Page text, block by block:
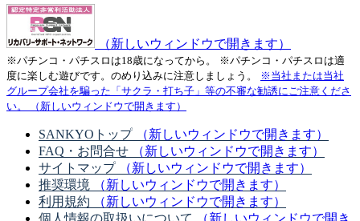
（新しいウィンドウで開きます）
※パチンコ・パチスロは18歳になってから。
※パチンコ・パチスロは適
度に楽しむ遊びです。のめり込みに注意しましょう。
※当社または当社
グループ会社を騙った「サクラ・打ち子」等の不審な勧誘にご注意くださ
い。
（新しいウィンドウで開きます）
SANKYOトップ
（新しいウィンドウで開きます）
FAQ・お問合せ
（新しいウィンドウで開きます）
サイトマップ
（新しいウィンドウで開きます）
推奨環境
（新しいウィンドウで開きます）
利用規約
（新しいウィンドウで開きます）